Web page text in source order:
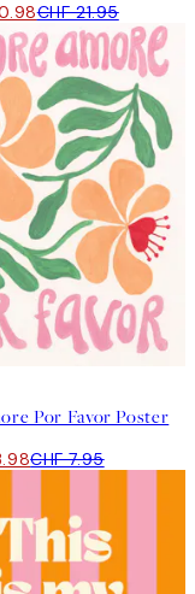
CHF 21.95
Por Favor Poster
CHF 7.95